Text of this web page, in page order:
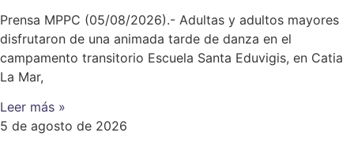
Prensa MPPC (05/08/2026).- Adultas y adultos mayores
disfrutaron de una animada tarde de danza en el
campamento transitorio Escuela Santa Eduvigis, en Catia
La Mar,
Leer más »
5 de agosto de 2026